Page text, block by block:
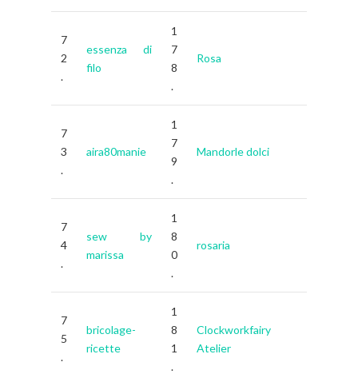
7
2
.
essenza di
filo
1
7
8
.
Rosa
7
3
.
aira80manie
1
7
9
.
Mandorle dolci
7
4
.
sew by
marissa
1
8
0
.
rosaria
7
5
.
bricolage-
ricette
1
8
1
.
Clockworkfairy
Atelier